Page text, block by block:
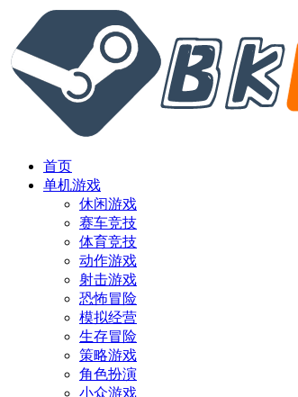
首页
单机游戏
休闲游戏
赛车竞技
体育竞技
动作游戏
射击游戏
恐怖冒险
模拟经营
生存冒险
策略游戏
角色扮演
小众游戏